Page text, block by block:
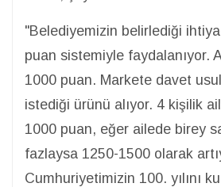
"Belediyemizin belirlediği
puan sistemiyle faydalanıyor.
1000 puan. Markete davet
istediği ürünü alıyor. 4 kişilik
1000 puan, eğer ailede birey
fazlaysa 1250-1500 olarak
Cumhuriyetimizin 100. yılını